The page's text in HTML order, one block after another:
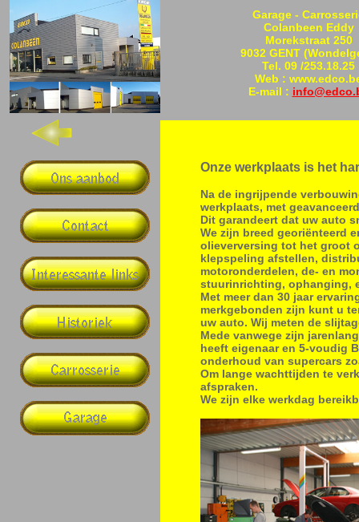
Garage -
Colanbeen Eddy
Morekstraat 250
9032 GENT
Tel. 09 /253.18.25
Web :
E-mail :
Onze werkplaats is het
Na de ingrijpende
werkplaats, met
Dit garandeert dat uw auto
We zijn breed georiënteerd
olieverversing tot het groot
klepspeling afstellen,
motoronderdelen, de- en
stuurinrichting, ophanging,
Met meer dan 30 jaar
merkgebonden zijn kunt u
uw auto. Wij meten de
Mede vanwege zijn
heeft eigenaar en 5-voudig
onderhoud van supercars
Om lange wachttijden te
afspraken.
We zijn elke werkdag